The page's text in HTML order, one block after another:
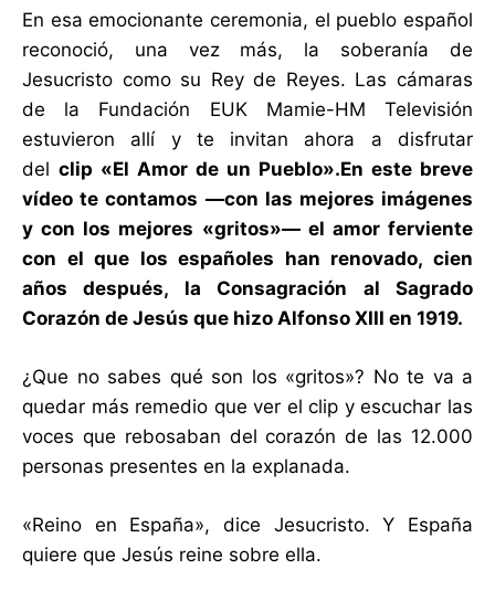
En esa emocionante ceremonia, el pueblo español
reconoció, una vez más, la soberanía de
Jesucristo como su Rey de Reyes. Las cámaras
de la Fundación EUK Mamie-HM Televisión
estuvieron allí y te invitan ahora a disfrutar
del clip «El Amor de un Pueblo».En este breve
vídeo te contamos —con las mejores imágenes
y con los mejores «gritos»— el amor ferviente
con el que los españoles han renovado, cien
años después, la Consagración al Sagrado
Corazón de Jesús que hizo Alfonso XIII en 1919.
¿Que no sabes qué son los «gritos»? No te va a
quedar más remedio que ver el clip y escuchar las
voces que rebosaban del corazón de las 12.000
personas presentes en la explanada.
«Reino en España», dice Jesucristo. Y España
quiere que Jesús reine sobre ella.